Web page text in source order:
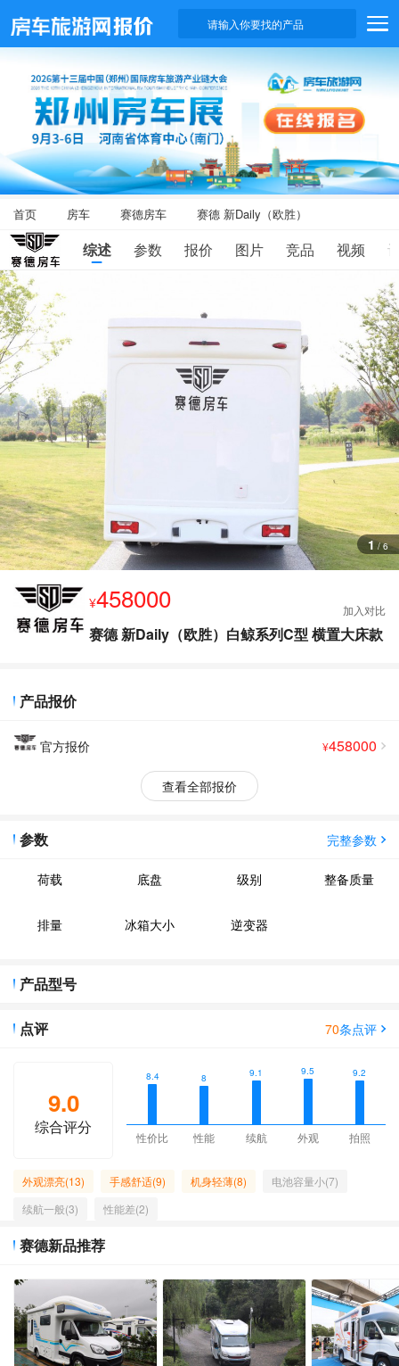
请输入你要找的产品
首页 房车 赛德房车 赛德 新Daily（欧胜）
综述 参数 报价 图片 竞品 视频
1 /6
滑
动
查
看
更
多
图
片
¥458000
赛德 新Daily（欧胜）白鲸系列C型 横置大床款
产品报价
¥458000
官方报价
查看全部报价
完整参数
参数
荷载 底盘 级别 整备质量
排量 冰箱大小 逆变器
产品型号
70条点评
点评
9.0
综合评分
8.4
性价比
8
性能
9.1
续航
9.5
外观
9.2
拍照
外观漂亮(13) 手感舒适(9) 机身轻薄(8)
电池容量小(7)
续航一般(3)
性能差(2)
赛德新品推荐